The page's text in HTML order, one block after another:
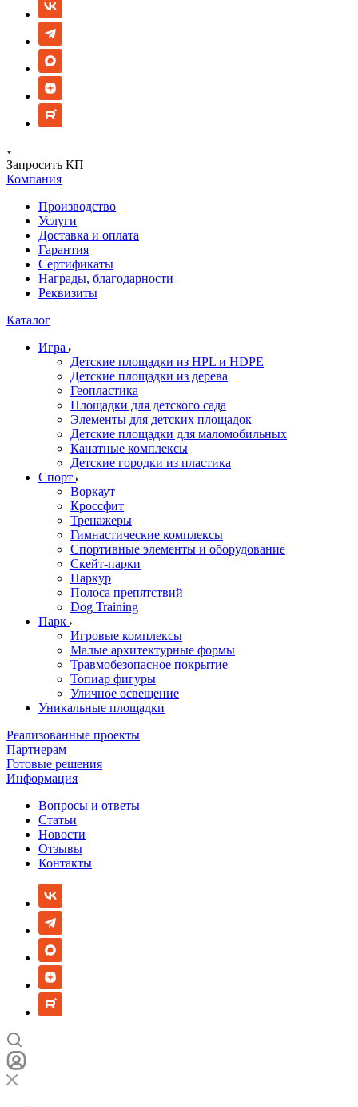
Запросить КП
Компания
Производство
Услуги
Доставка и оплата
Гарантия
Сертификаты
Награды, благодарности
Реквизиты
Каталог
Игра
Детские площадки из HPL и HDPE
Детские площадки из дерева
Геопластика
Площадки для детского сада
Элементы для детских площадок
Детские площадки для маломобильных
Канатные комплексы
Детские городки из пластика
Спорт
Воркаут
Кроссфит
Тренажеры
Гимнастические комплексы
Спортивные элементы и оборудование
Скейт-парки
Паркур
Полоса препятствий
Dog Training
Парк
Игровые комплексы
Малые архитектурные формы
Травмобезопасное покрытие
Топиар фигуры
Уличное освещение
Уникальные площадки
Реализованные проекты
Партнерам
Готовые решения
Информация
Вопросы и ответы
Статьи
Новости
Отзывы
Контакты